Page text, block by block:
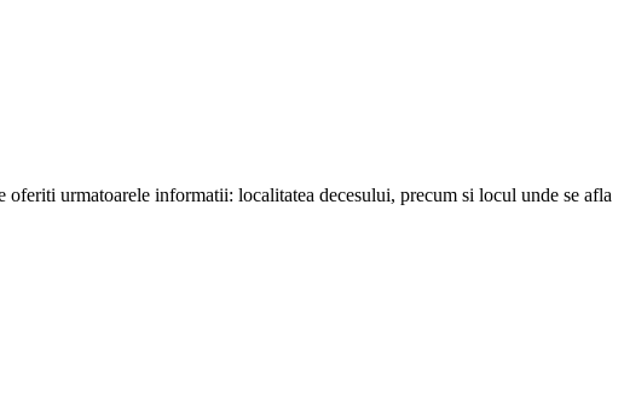
urmatoarele informatii: localitatea decesului, precum si locul unde se afla